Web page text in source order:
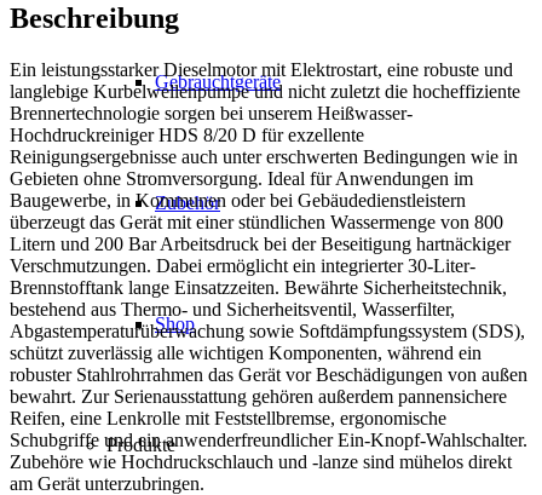
Gebrauchtgeräte
Zubehör
Shop
Produkte
Beschreibung
Ein leistungsstarker Dieselmotor mit Elektrostart, eine robuste und
langlebige Kurbelwellenpumpe und nicht zuletzt die hocheffiziente
Brennertechnologie sorgen bei unserem Heißwasser-
Hochdruckreiniger HDS 8/20 D für exzellente
Reinigungsergebnisse auch unter erschwerten Bedingungen wie in
Gebieten ohne Stromversorgung. Ideal für Anwendungen im
Baugewerbe, in Kommunen oder bei Gebäudedienstleistern
überzeugt das Gerät mit einer stündlichen Wassermenge von 800
Litern und 200 Bar Arbeitsdruck bei der Beseitigung hartnäckiger
Verschmutzungen. Dabei ermöglicht ein integrierter 30-Liter-
Brennstofftank lange Einsatzzeiten. Bewährte Sicherheitstechnik,
bestehend aus Thermo- und Sicherheitsventil, Wasserfilter,
Abgastemperaturüberwachung sowie Softdämpfungssystem (SDS),
schützt zuverlässig alle wichtigen Komponenten, während ein
robuster Stahlrohrrahmen das Gerät vor Beschädigungen von außen
bewahrt. Zur Serienausstattung gehören außerdem pannensichere
Reifen, eine Lenkrolle mit Feststellbremse, ergonomische
Schubgriffe und ein anwenderfreundlicher Ein-Knopf-Wahlschalter.
Zubehöre wie Hochdruckschlauch und -lanze sind mühelos direkt
am Gerät unterzubringen.